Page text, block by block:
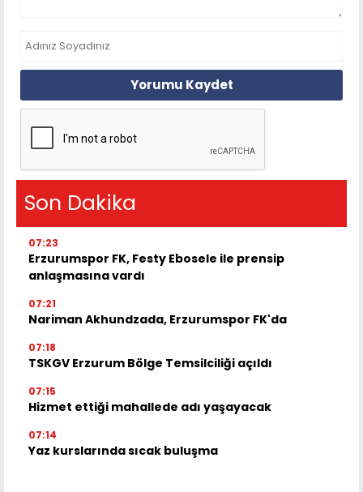
Yorumu Kaydet
Son Dakika
07:23
Erzurumspor FK, Festy Ebosele ile prensip
anlaşmasına vardı
07:21
Nariman Akhundzada, Erzurumspor FK'da
07:18
TSKGV Erzurum Bölge Temsilciliği açıldı
07:15
Hizmet ettiği mahallede adı yaşayacak
07:14
Yaz kurslarında sıcak buluşma